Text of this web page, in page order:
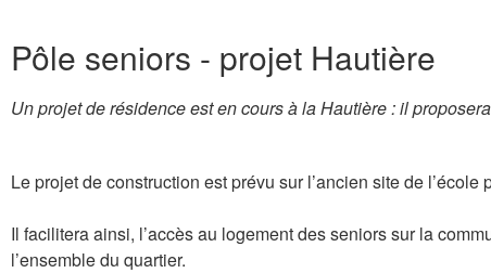
Pôle seniors - projet Hautière
Un projet de résidence est en cours à la Hautière : il
Le projet de construction est prévu sur l’ancien site de
Il facilitera ainsi, l’accès au logement des seniors sur la
l’ensemble du quartier.